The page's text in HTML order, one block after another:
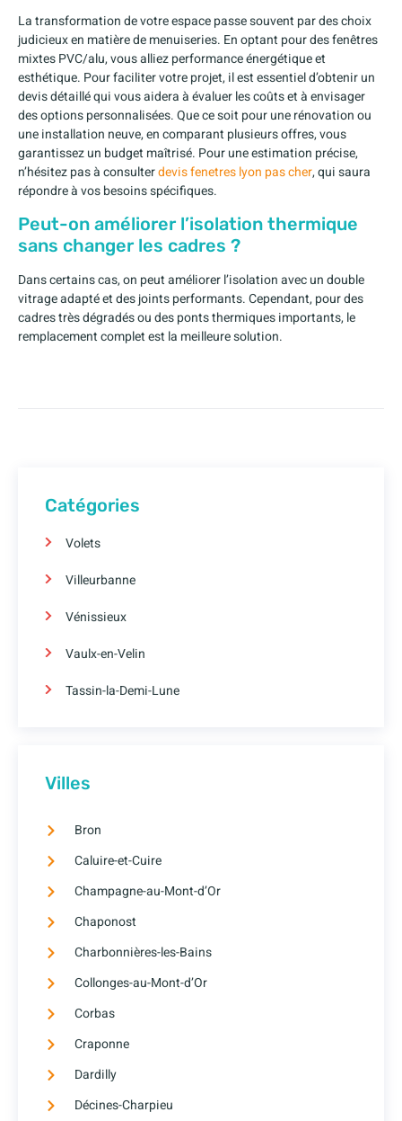
La transformation de votre espace passe souvent par des choix
judicieux en matière de menuiseries. En optant pour des fenêtres
mixtes PVC/alu, vous alliez performance énergétique et
esthétique. Pour faciliter votre projet, il est essentiel d’obtenir un
devis détaillé qui vous aidera à évaluer les coûts et à envisager
des options personnalisées. Que ce soit pour une rénovation ou
une installation neuve, en comparant plusieurs offres, vous
garantissez un budget maîtrisé. Pour une estimation précise,
n’hésitez pas à consulterdevis fenetres lyon pas cher, qui saura
répondre à vos besoins spécifiques.
Peut-on améliorer l’isolation thermique
sans changer les cadres ?
Dans certains cas, on peut améliorer l’isolation avec un double
vitrage adapté et des joints performants. Cependant, pour des
cadres très dégradés ou des ponts thermiques importants, le
remplacement complet est la meilleure solution.
Catégories
Volets
Villeurbanne
Vénissieux
Vaulx-en-Velin
Tassin-la-Demi-Lune
Villes
Bron
Caluire-et-Cuire
Champagne-au-Mont-d’Or
Chaponost
Charbonnières-les-Bains
Collonges-au-Mont-d’Or
Corbas
Craponne
Dardilly
Décines-Charpieu